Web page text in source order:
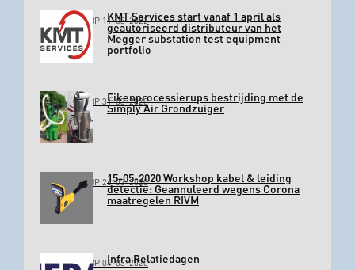
GEPLAATST OP 11-03-2022KMT Services start vanaf 1 april als
geautoriseerd distributeur van het
Megger substation test equipment
portfolio
GEPLAATST OP 31-03-2020Eikenprocessierups bestrijding met de
Simply Air Grondzuiger
GEPLAATST OP 26-03-202015-05-2020 Workshop kabel & leiding
detectie: Geannuleerd wegens Corona
maatregelen RIVM
GEPLAATST OP 04-03-2020Infra Relatiedagen